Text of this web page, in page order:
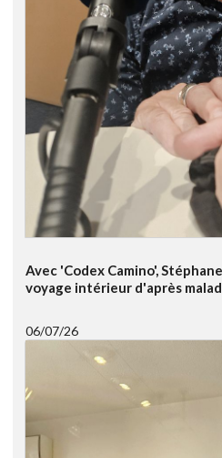
Avec 'Codex Camino',
voyage intérieur d'après
06/07/26